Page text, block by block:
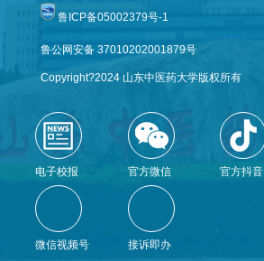
鲁ICP备05002379号-1
鲁公网安备 37010202001879号
Copyright?2024 山东中医药大学版权所有
电子校报 官方微信 官方抖音
微信视频号 接诉即办